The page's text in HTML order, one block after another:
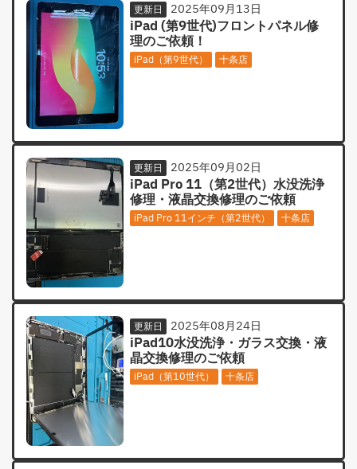
更新日 2025年09月13日
iPad (第9世代)フロントパネル修
理のご依頼！
iPad（第9世代） 十条店
更新日 2025年09月02日
iPad Pro 11（第2世代）水没洗浄
修理・液晶交換修理のご依頼
iPad Pro 11インチ（第2世代） 十条店
更新日 2025年08月24日
iPad10水没洗浄・ガラス交換・液
晶交換修理のご依頼
iPad（第10世代） 十条店